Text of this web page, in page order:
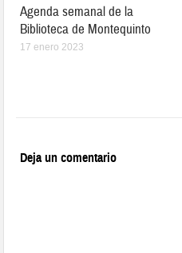
Agenda semanal de la
Biblioteca de Montequinto
17 enero 2023
Deja un comentario